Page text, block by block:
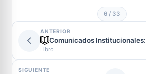
ANTERIOR
Comunicados Institucionales:
Libro
6 / 33
SIGUIENTE